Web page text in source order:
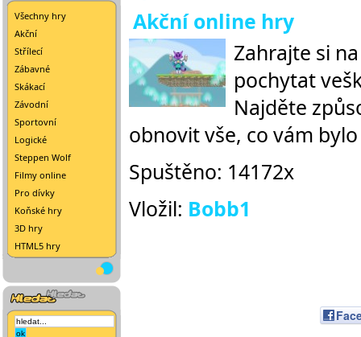
Všechny hry
Akční
Střílecí
Zábavné
Skákací
Závodní
Sportovní
Logické
Steppen Wolf
Filmy online
Pro dívky
Koňské hry
3D hry
HTML5 hry
Akční online hry
Zahrajte si
pochytat
Najděte
obnovit vše, co vám
Spuštěno: 14172x
Vložil: Bobb1